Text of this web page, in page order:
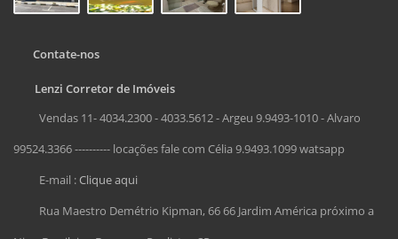
Contate-nos
Lenzi Corretor de Imóveis
Vendas 11- 4034.2300 - 4033.5612 - Argeu 9.9493-1010 - Alvaro
99524.3366 ---------- locações fale com Célia 9.9493.1099 watsapp
E-mail :Clique aqui
Rua Maestro Demétrio Kipman, 66 66 Jardim América próximo a